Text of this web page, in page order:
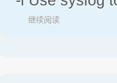
继续阅读